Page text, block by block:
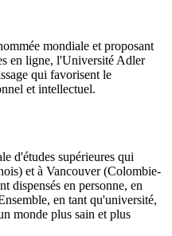
mondiale et proposant
en ligne, l'Université Adler
qui favorisent le
et intellectuel.
d'études supérieures qui
et à Vancouver (Colombie-
dispensés en personne, en
en tant qu'université,
monde plus sain et plus